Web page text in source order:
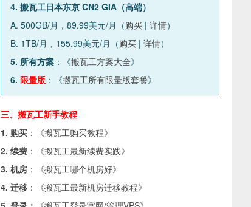
4. 搬瓦工日本东京 CN2 GIA（高端）
A. 500GB/月，89.99美元/月（购买 | 详情）
B. 1TB/月，155.99美元/月（购买 | 详情）
5. 所有方案 ：《搬瓦工方案大全》
6. 限量版 ：《搬瓦工所有限量版套餐》
三、搬瓦工新手教程
1. 购买 ：《搬瓦工购买教程》
2. 续费 ：《搬瓦工最新续费实践》
3. 机房 ：《搬瓦工哪个机房好》
4. 迁移 ：《搬瓦工最新机房迁移教程》